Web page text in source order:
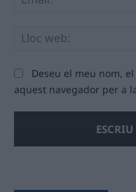
Deseu el meu nom,
aquest navegador per a